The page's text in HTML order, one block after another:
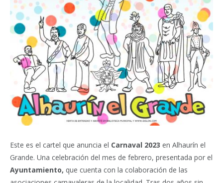
Este es el cartel que anuncia el Carnaval 2023 en Alhaurín el
Grande. Una celebración del mes de febrero, presentada por el
Ayuntamiento, que cuenta con la colaboración de las